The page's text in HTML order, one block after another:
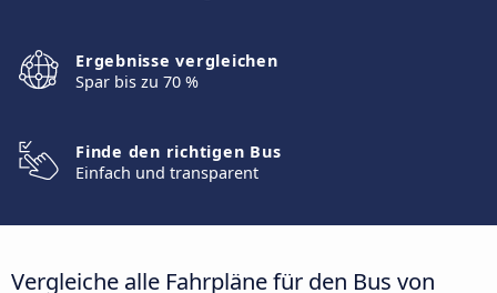
Ergebnisse vergleichen
Spar bis zu 70 %
Finde den richtigen Bus
Einfach und transparent
Vergleiche alle Fahrpläne für den Bus von